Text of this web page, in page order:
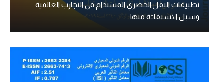
تطبيقات النقل الحضري المستدام في التجارب العالمية
وسبل الاستفادة منها